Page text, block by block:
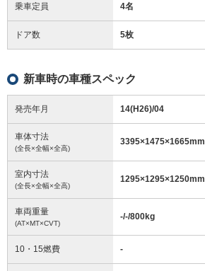
乗車定員 4名
ドア数 5枚
新車時の車種スペック
発売年月 14(H26)/04
車体寸法
(全長×全幅×全高)
3395×1475×1665mm
室内寸法
(全長×全幅×全高)
1295×1295×1250mm
車両重量
(AT×MT×CVT)
-/-/800kg
10・15燃費 -